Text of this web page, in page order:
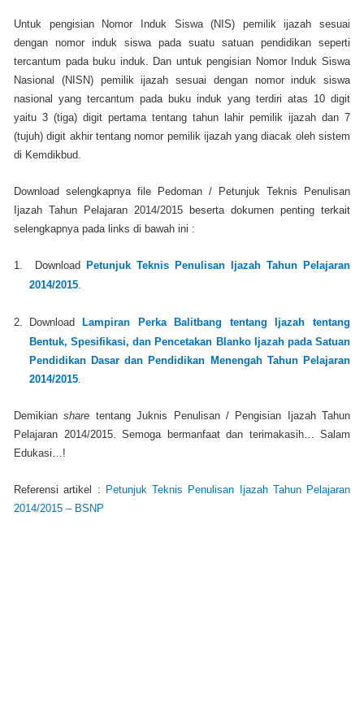
Untuk pengisian Nomor Induk Siswa (NIS) pemilik ijazah sesuai
dengan nomor induk siswa pada suatu satuan pendidikan seperti
tercantum pada buku induk. Dan untuk pengisian Nomor Induk Siswa
Nasional (NISN) pemilik ijazah sesuai dengan nomor induk siswa
nasional yang tercantum pada buku induk yang terdiri atas 10 digit
yaitu 3 (tiga) digit pertama tentang tahun lahir pemilik ijazah dan 7
(tujuh) digit akhir tentang nomor pemilik ijazah yang diacak oleh sistem
di Kemdikbud.
Download selengkapnya file Pedoman / Petunjuk Teknis Penulisan
Ijazah Tahun Pelajaran 2014/2015 beserta dokumen penting terkait
selengkapnya pada links di bawah ini :
1. Download Petunjuk Teknis Penulisan Ijazah Tahun Pelajaran
2014/2015.
2. DownloadLampiran Perka Balitbang tentang Ijazah tentang
Bentuk, Spesifikasi, dan Pencetakan Blanko Ijazah pada Satuan
Pendidikan Dasar dan Pendidikan Menengah Tahun Pelajaran
2014/2015.
Demikianshare tentang Juknis Penulisan / Pengisian Ijazah Tahun
Pelajaran 2014/2015. Semoga bermanfaat dan terimakasih… Salam
Edukasi…!
Referensi artikel : Petunjuk Teknis Penulisan Ijazah Tahun Pelajaran
2014/2015 – BSNP